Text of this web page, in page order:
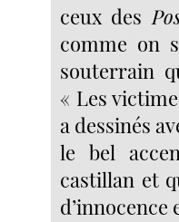
ceux des
comme on
souterrain
« Les
a dessinés
le bel
castillan et
d’innocence